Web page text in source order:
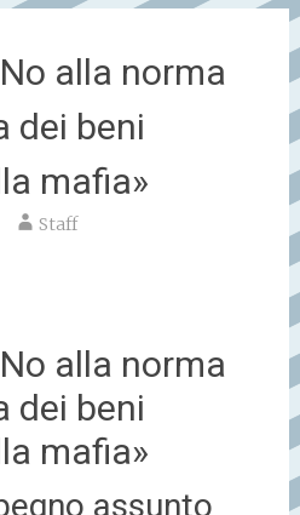
alla norma
dei beni
mafia»
Staff
alla norma
dei beni
mafia»
assunto